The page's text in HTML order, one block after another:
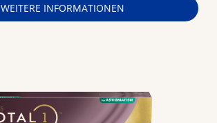
WEITERE INFORMATIONEN